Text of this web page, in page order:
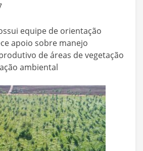
equipe de orientação
apoio sobre manejo
de áreas de vegetação
ambiental